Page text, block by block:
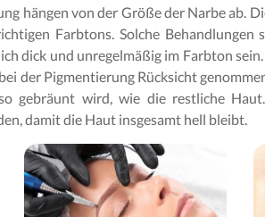
hängen von der Größe der Narbe ab.
Farbtons. Solche
dick und unregelmäßig im Farbton
der Pigmentierung Rücksicht
gebräunt wird, wie die restliche
damit die Haut insgesamt hell bleibt.